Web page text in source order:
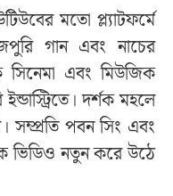
মতো প্ল্যাটফর্মে
গান এবং নাচের
এবং মিউজিক
দর্শক মহলে
সম্প্রতি পবন সিং এবং
ভিডিও নতুন করে উঠে